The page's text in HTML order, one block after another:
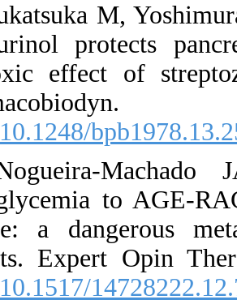
20.
Allopurinol
cytotoxic
[DOI:10.1248/
21.
surface: a
patients.
[DOI:10.1517/